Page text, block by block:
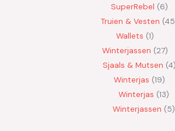
SuperRebel
6
Truien & Vesten 45
Wallets 1
Winterjassen
27
Sjaals & Mutsen 4
Winterjas 19
Winterjas 13
Winterjassen
5